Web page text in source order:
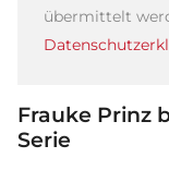
übermittelt
Frauke Prinz
Serie